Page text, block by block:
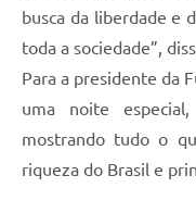
busca da liberdade e
toda a sociedade”,
Para a presidente da
uma noite especial,
mostrando tudo o
riqueza do Brasil e